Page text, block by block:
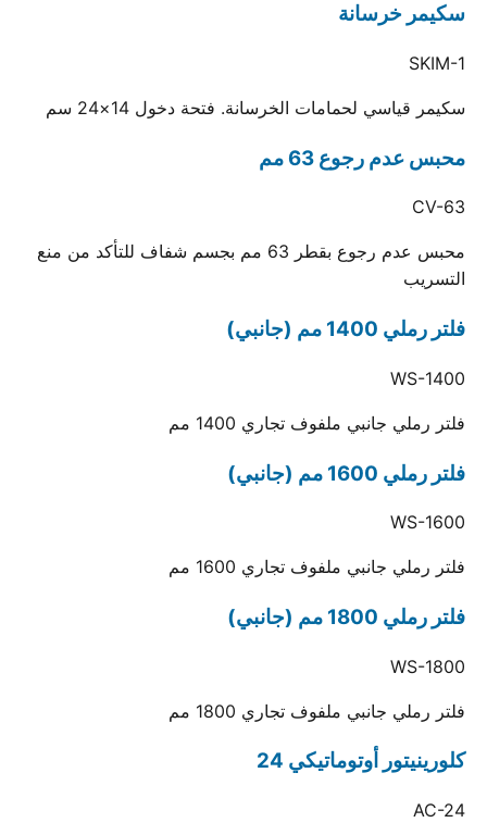
سكيمر خرسانة
SKIM-1
سكيمر قياسي لحمامات الخرسانة. فتحة دخول 14×24 سم
محبس عدم رجوع 63 مم
CV-63
محبس عدم رجوع بقطر 63 مم بجسم شفاف للتأكد من منع
التسريب
فلتر رملي 1400 مم (جانبي)
WS-1400
فلتر رملي جانبي ملفوف تجاري 1400 مم
فلتر رملي 1600 مم (جانبي)
WS-1600
فلتر رملي جانبي ملفوف تجاري 1600 مم
فلتر رملي 1800 مم (جانبي)
WS-1800
فلتر رملي جانبي ملفوف تجاري 1800 مم
كلورينيتور أوتوماتيكي 24
AC-24